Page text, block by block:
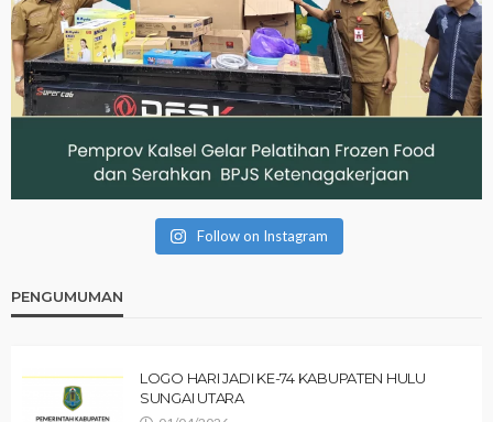
Follow on Instagram
PENGUMUMAN
LOGO HARI JADI KE-74 KABUPATEN HULU
SUNGAI UTARA